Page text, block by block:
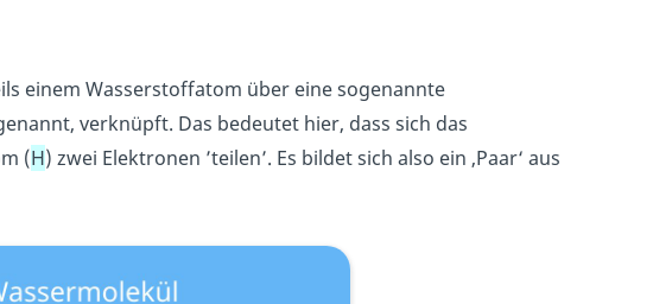
einem Wasserstoffatom über eine sogenannte
verknüpft. Das bedeutet hier, dass sich das
(H) zwei Elektronen ’teilen’. Es bildet sich also ein ‚Paar‘ aus